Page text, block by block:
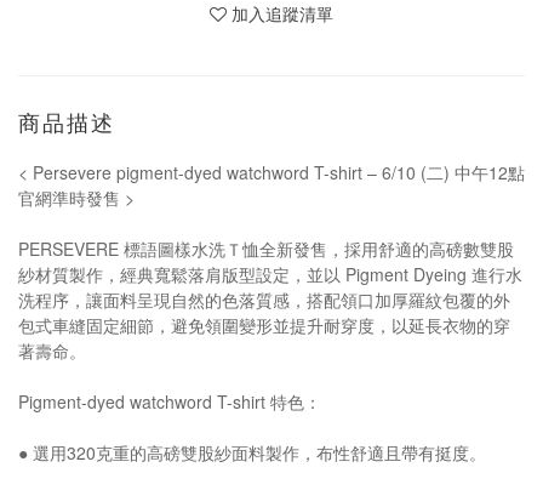
加入追蹤清單
商品描述
< Persevere pigment-dyed watchword T-shirt – 6/10 (二) 中午12點
官網準時發售 >
PERSEVERE 標語圖樣水洗Ｔ恤全新發售，採用舒適的高磅數雙股
紗材質製作，經典寬鬆落肩版型設定，並以 Pigment Dyeing 進行水
洗程序，讓面料呈現自然的色落質感，搭配領口加厚羅紋包覆的外
包式車縫固定細節，避免領圍變形並提升耐穿度，以延長衣物的穿
著壽命。
Pigment-dyed watchword T-shirt 特色：
● 選用320克重的高磅雙股紗面料製作，布性舒適且帶有挺度。